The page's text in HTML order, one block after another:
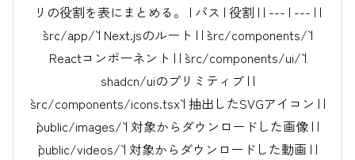
リの役割を表にまとめる。 | パス | 役割 | | --- | --- | |
`src/app/` | Next.jsのルート | | `src/components/` |
Reactコンポーネント | | `src/components/ui/` |
shadcn/uiのプリミティブ | |
`src/components/icons.tsx` | 抽出したSVGアイコン | |
`public/images/` | 対象からダウンロードした画像 | |
`public/videos/` | 対象からダウンロードした動画 | |